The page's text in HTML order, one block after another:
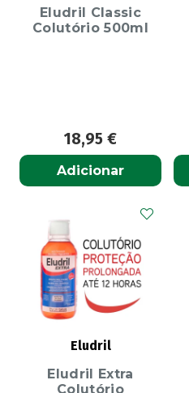
Eludril Classic
Colutório 500ml
18,95 €
Adicionar
Eludril
Eludril Extra
Colutório